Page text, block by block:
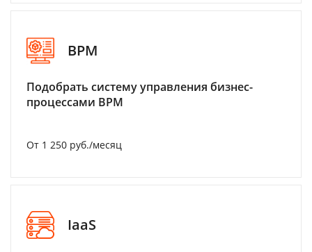
BPM
Подобрать систему управления бизнес-
процессами BPM
От 1 250 руб./месяц
IaaS